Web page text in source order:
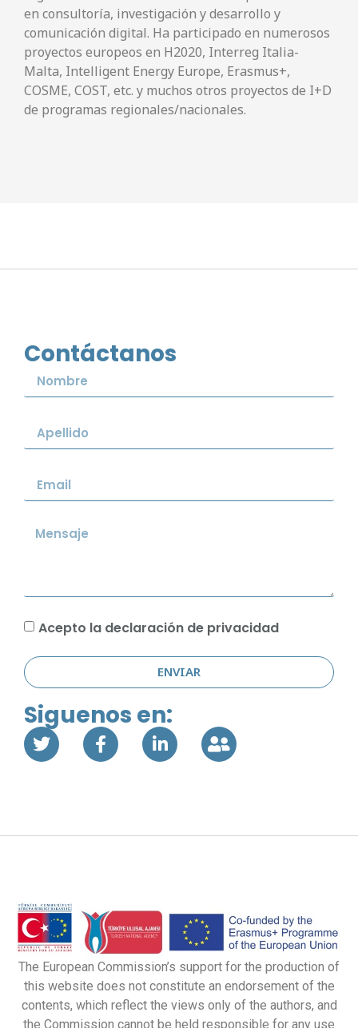
en consultoría, investigación y desarrollo y
comunicación digital. Ha participado en numerosos
proyectos europeos en H2020, Interreg Italia-
Malta, Intelligent Energy Europe, Erasmus+,
COSME, COST, etc. y muchos otros proyectos de I+D
de programas regionales/nacionales.
Contáctanos
Acepto la declaración de privacidad
ENVIAR
Siguenos en:
The European Commission’s support for the production of
this website does not constitute an endorsement of the
contents, which reflect the views only of the authors, and
the Commission cannot be held responsible for any use